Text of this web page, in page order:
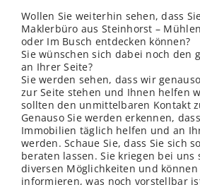
Wollen Sie weiterhin sehen, dass
Maklerbüro aus Steinhorst –
oder Im Busch entdecken können?
Sie wünschen sich dabei noch den
an Ihrer Seite?
Sie werden sehen, dass wir
zur Seite stehen und Ihnen helfen
sollten den unmittelbaren Kontakt
Genauso Sie werden erkennen,
Immobilien täglich helfen und an
werden. Schaue Sie, dass Sie sich
beraten lassen. Sie kriegen bei uns
diversen Möglichkeiten und
informieren, was noch vorstellbar